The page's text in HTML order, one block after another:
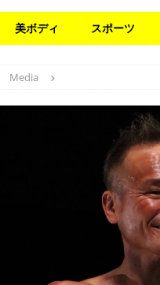
美ボディ スポーツ
Media